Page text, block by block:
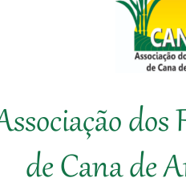
requerimentos de urgência para
interesse do agronegócio
Em audiência com Secretário da
Agricultura, Feplana e Canasol
Canasol
Associação
Fornecedores
dos
de Cana de